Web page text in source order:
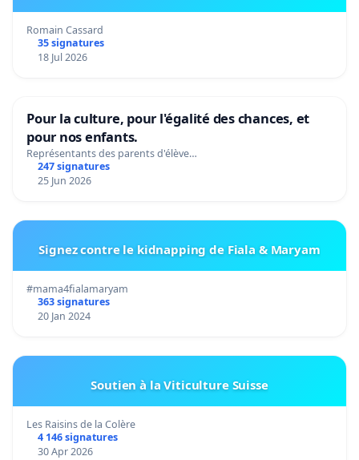
Romain Cassard
35 signatures
18 Jul 2026
Pour la culture, pour l'égalité des chances, et
pour nos enfants.
Représentants des parents d'élève…
247 signatures
25 Jun 2026
Signez contre le kidnapping de Fiala & Maryam
#mama4fialamaryam
363 signatures
20 Jan 2024
Soutien à la Viticulture Suisse
Les Raisins de la Colère
4 146 signatures
30 Apr 2026